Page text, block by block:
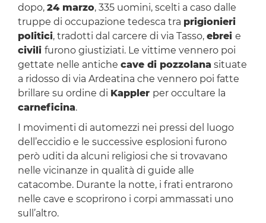
dopo, 24 marzo, 335 uomini, scelti a caso dalle
truppe di occupazione tedesca tra prigionieri
politici, tradotti dal carcere di via Tasso, ebrei e
civili furono giustiziati. Le vittime vennero poi
gettate nelle antiche cave di pozzolana situate
a ridosso di via Ardeatina che vennero poi fatte
brillare su ordine di Kappler per occultare la
carneficina.
I movimenti di automezzi nei pressi del luogo
dell’eccidio e le successive esplosioni furono
però uditi da alcuni religiosi che si trovavano
nelle vicinanze in qualità di guide alle
catacombe. Durante la notte, i frati entrarono
nelle cave e scoprirono i corpi ammassati uno
sull’altro.